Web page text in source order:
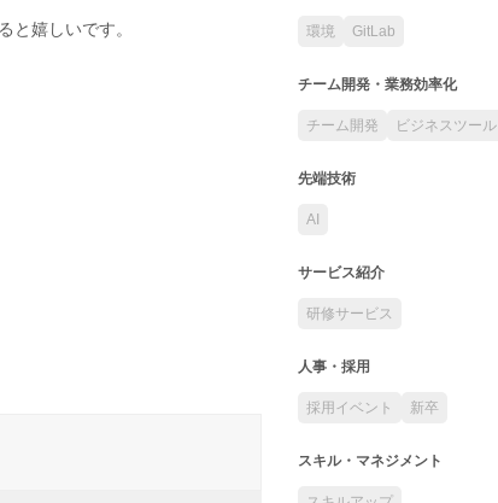
と嬉しいです。
環境 GitLab
チーム開発・業務効率化
チーム開発 ビジネスツール
先端技術
AI
サービス紹介
研修サービス
人事・採用
採用イベント 新卒
スキル・マネジメント